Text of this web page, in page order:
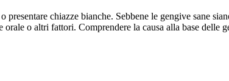
chiazze bianche. Sebbene le gengive sane
o altri fattori. Comprendere la causa alla base delle